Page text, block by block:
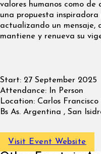
valores humanos como de
una propuesta
actualizando un mensaje,
mantiene y renueva su
Start: 27 September 2025
Attendance: In Person
Location: Carlos
Bs As. Argentina , San
Visit Event Website